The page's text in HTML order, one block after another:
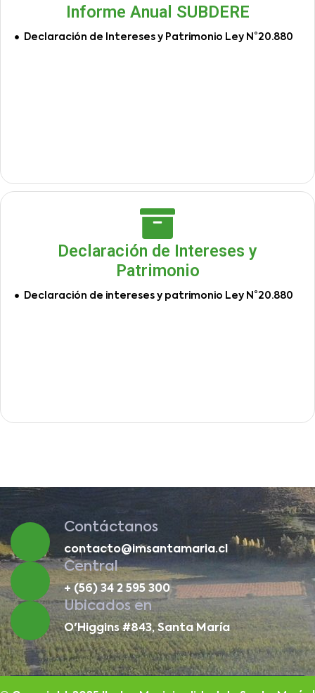
Informe Anual SUBDERE
Declaración de Intereses y Patrimonio Ley N°20.880
Declaración de Intereses y
Patrimonio
Declaración de intereses y patrimonio Ley N°20.880
Contáctanos
contacto@imsantamaria.cl
Central
+ (56) 34 2 595 300
Ubicados en
O'Higgins #843, Santa María